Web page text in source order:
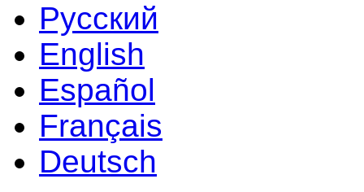
Русский
English
Español
Français
Deutsch